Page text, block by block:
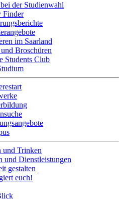
der Studienwahl
Finder
im Saarland
Broschüren
Students Club
und Trinken
und Dienstleistungen
gestalten
euch!